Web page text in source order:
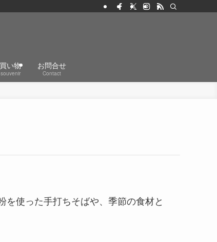
買い物
souvenir
お問合せ
Contact
使った手打ちそばや、季節の食材と